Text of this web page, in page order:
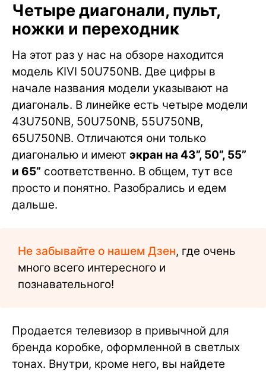
Четыре диагонали, пульт,
ножки и переходник
На этот раз у нас на обзоре находится
модель KIVI 50U750NB. Две цифры в
начале названия модели указывают на
диагональ. В линейке есть четыре модели
43U750NB, 50U750NB, 55U750NB,
65U750NB. Отличаются они только
диагональю и имеют экран на 43”, 50”, 55”
и 65” соответственно. В общем, тут все
просто и понятно. Разобрались и едем
дальше.
Не забывайте о нашем Дзен, где очень
много всего интересного и
познавательного!
Продается телевизор в привычной для
бренда коробке, оформленной в светлых
тонах. Внутри, кроме него, вы найдете